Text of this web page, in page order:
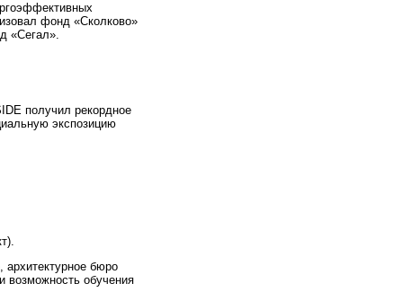
фонд «Сколково»
«Сегал».
получил рекордное
экспозицию
архитектурное бюро
возможность обучения